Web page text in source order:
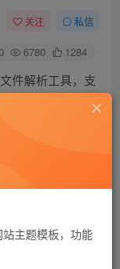
关注 私信
6780 1284
件解析工具，支
信息，深度检测
v4.3.0.0版本优
用于开发者逆向
主题模板，功能